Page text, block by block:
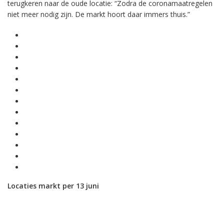
terugkeren naar de oude locatie: “Zodra de coronamaatregelen
niet meer nodig zijn. De markt hoort daar immers thuis.”
Locaties markt per 13 juni